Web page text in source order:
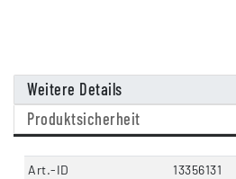
Weitere Details
Produktsicherheit
Art.-ID
13356131